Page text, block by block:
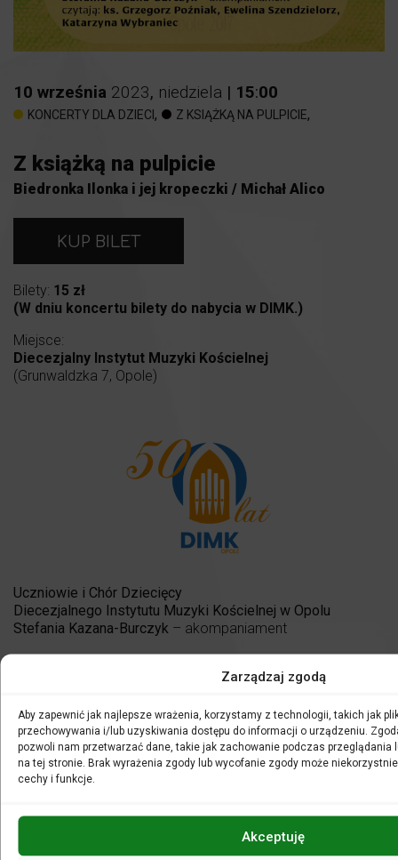
Zarządzaj zgodą
Aby zapewnić jak najlepsze wrażenia, korzystamy z technologii, takich jak
przechowywania i/lub uzyskiwania dostępu do informacji o urządzeniu.
pozwoli nam przetwarzać dane, takie jak zachowanie podczas przeglądania
na tej stronie. Brak wyrażenia zgody lub wycofanie zgody może niekorzystnie
cechy i funkcje.
Akceptuję
10 września 2023, niedziela | 15:00
KONCERTY DLA DZIECI , Z KSIĄŻKĄ NA PULPICIE,
Z książką na pulpicie
Biedronka Ilonka i jej kropeczki / Michał Alico
KUP BILET
Bilety: 15 zł
(W dniu koncertu bilety do nabycia w DIMK.)
Miejsce:
Diecezjalny Instytut Muzyki Kościelnej
(Grunwaldzka 7, Opole)
Uczniowie i Chór Dziecięcy
Diecezjalnego Instytutu Muzyki Kościelnej w Opolu
Stefania Kazana-Burczyk – akompaniament
ks. Grzegorz Poźniak, Ewelina Szendzielorz i Katarzyna
Filharmonia jest miejscem niezwykle ciekawym, pełnym
zagadek, niespodzianek i spełnionych marzeń! Niech każdy
twórczością opolskiego autora Michała Alico. W niedzielny
poranek przeczytamy dla Was książkę pt.Biedronka Ilonka
i jej kropeczki
, a muzyczne ilustracje opowieści wykonają